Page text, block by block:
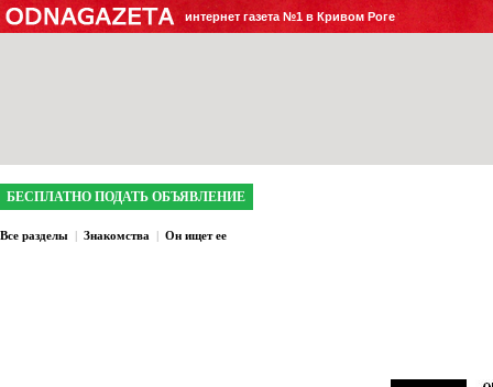
интернет газета №1 в Кривом Роге
БЕСПЛАТНО ПОДАТЬ ОБЪЯВЛЕНИЕ
Все разделы | Знакомства | Он ищет ее